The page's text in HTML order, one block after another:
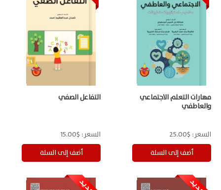
مهارات التعلم الاجتماعي
والعاطفي
السعر: $25.00
التفاعل الصفي
السعر: $15.00